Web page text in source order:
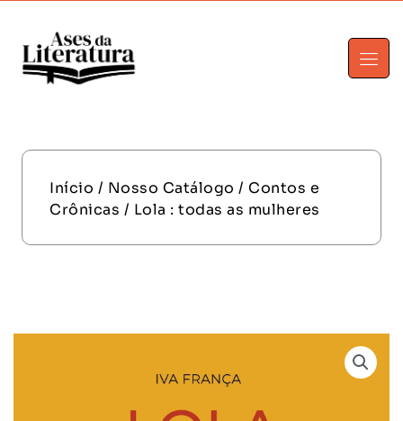
Início / Nosso Catálogo / Contos e
Crônicas / Lola : todas as mulheres